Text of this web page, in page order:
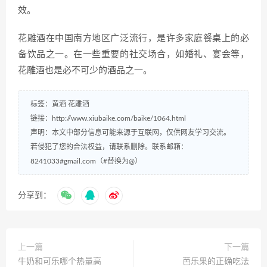
效。
花雕酒在中国南方地区广泛流行，是许多家庭餐桌上的必
备饮品之一。在一些重要的社交场合，如婚礼、宴会等，
花雕酒也是必不可少的酒品之一。
标签： 黄酒 花雕酒
链接：
http://www.xiubaike.com/baike/1064.html
声明：本文中部分信息可能来源于互联网，仅供网友学习交流。
若侵犯了您的合法权益，请联系删除。联系邮箱：
8241033#gmail.com（#替换为@）
分享到：
上一篇
牛奶和可乐哪个热量高
下一篇
芭乐果的正确吃法